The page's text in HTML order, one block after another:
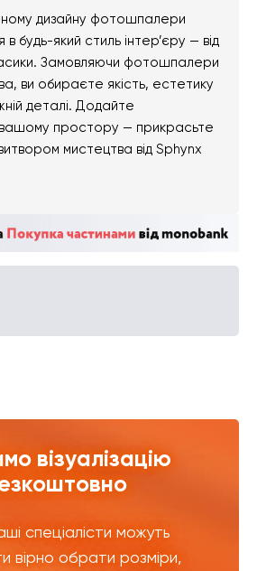
дизайну фотошпалери
будь-який стиль інтер’єру — від
Замовляючи фотошпалери
ви обираєте якість, естетику
деталі. Додайте
вашому простору — прикрасьте
мистецтва від Sphynx
візуалізацію
спеціалісти можуть
вірно обрати розміри,